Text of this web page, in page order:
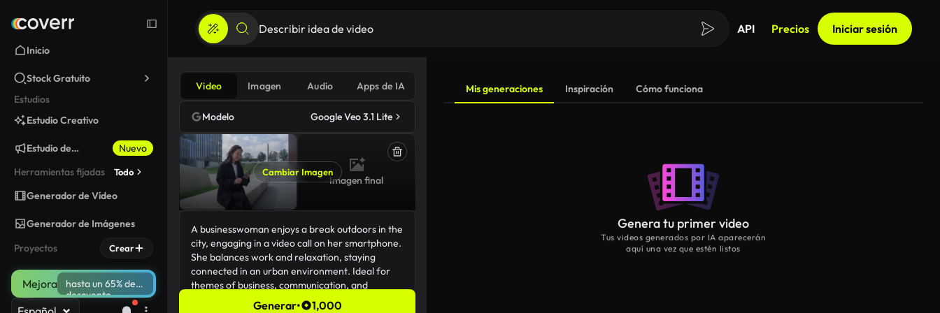
Inicio
Stock Gratuito
Estudios
Estudio Creativo
Estudio de
Nuevo
Herramientas fijadas
Todo
Generador de Vídeo
Generador de Imágenes
Proyectos
Crear
Mejora
hasta un 65% de
descuento
API Precios Iniciar sesión
Video Imagen Audio Apps de IA
Modelo Google Veo 3.1 Lite
Cambiar Imagen
Imagen final
Generar• 1,000
Mis generaciones Inspiración Cómo funciona
Genera tu primer video
Tus videos generados por IA aparecerán
aquí una vez que estén listos